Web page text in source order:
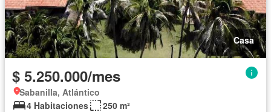
Casa
$ 5.250.000/mes
Sabanilla, Atlántico
4 Habitaciones
250 m²